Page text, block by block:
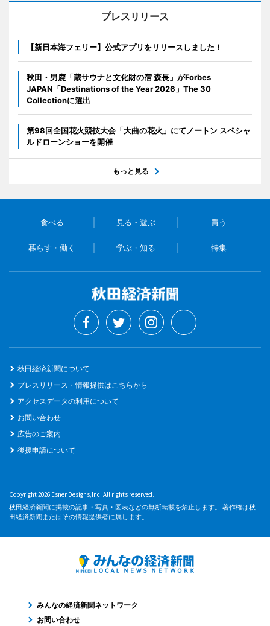
プレスリリース
【新日本海フェリー】公式アプリをリリースしました！
秋田・男鹿「蔵サウナと文化財の宿 森長」がForbes
JAPAN「Destinations of the Year 2026」The 30
Collectionに選出
第98回全国花火競技大会「大曲の花火」にてノートン スペシャ
ルドローンショーを開催
もっと見る
食べる 見る・遊ぶ 買う
暮らす・働く 学ぶ・知る 特集
秋田経済新聞について
プレスリリース・情報提供はこちらから
アクセスデータの利用について
お問い合わせ
広告のご案内
後援申請について
Copyright 2026 Esner Designs,Inc. All rights reserved.
秋田経済新聞に掲載の記事・写真・図表などの無断転載を禁止します。 著作権は秋
田経済新聞またはその情報提供者に属します。
みんなの経済新聞ネットワーク
お問い合わせ